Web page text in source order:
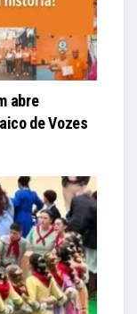
abre
de Vozes